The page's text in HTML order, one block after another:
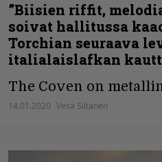
”Biisien riffit,
soivat hallitussa
Torchian seuraava
italialaislafkan
The Coven on
14.01.2020 Vesa Siltanen